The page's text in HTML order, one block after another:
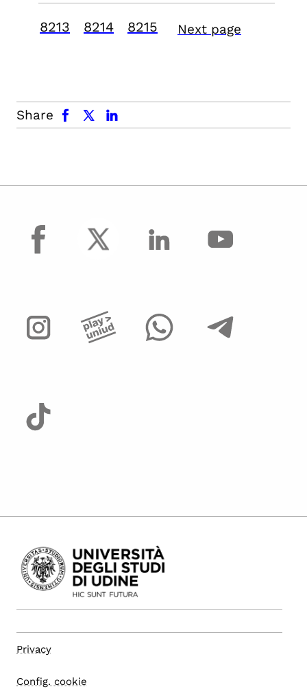
8213 8214 8215 Next page
Share
facebook x.com linkedin
facebook
Privacy
Config. cookie